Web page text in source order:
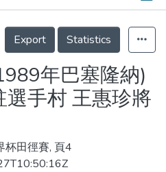
Details
Export
Statistics
年巴塞隆納)
手村 王惠珍將
杯田徑賽, 頁4